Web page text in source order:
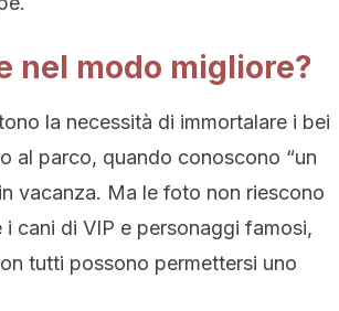
nel modo migliore?
la necessità di immortalare i bei
al parco, quando conoscono “un
vacanza. Ma le foto non riescono
cani di VIP e personaggi famosi,
tutti possono permettersi uno